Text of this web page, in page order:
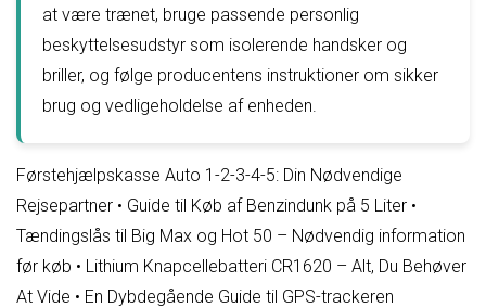
at være trænet, bruge passende personlig
beskyttelsesudstyr som isolerende handsker og
briller, og følge producentens instruktioner om sikker
brug og vedligeholdelse af enheden.
Førstehjælpskasse Auto 1-2-3-4-5: Din Nødvendige
Rejsepartner • Guide til Køb af Benzindunk på 5 Liter •
Tændingslås til Big Max og Hot 50 – Nødvendig information
før køb • Lithium Knapcellebatteri CR1620 – Alt, Du Behøver
At Vide • En Dybdegående Guide til GPS-trackeren